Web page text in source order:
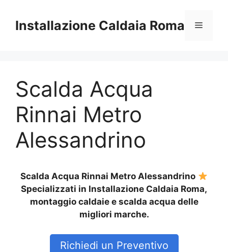
contenuto
Installazione Caldaia Roma Menu
Scalda Acqua
Rinnai Metro
Alessandrino
Scalda Acqua Rinnai Metro Alessandrino
Specializzati in Installazione Caldaia Roma,
montaggio caldaie e scalda acqua delle
migliori marche.
Richiedi un Preventivo